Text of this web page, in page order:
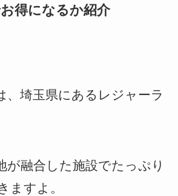
得になるか紹介
、埼玉県にあるレジャーラ
が融合した施設でたっぷり
ますよ。